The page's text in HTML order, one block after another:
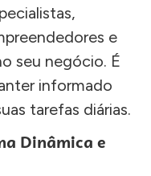
e
seu negócio. É
informado
tarefas diárias.
Dinâmica e